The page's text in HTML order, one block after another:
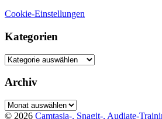
Cookie-Einstellungen
Kategorien
Kategorien
Archiv
Archiv
© 2026 Camtasia-, Snagit-, Audiate-